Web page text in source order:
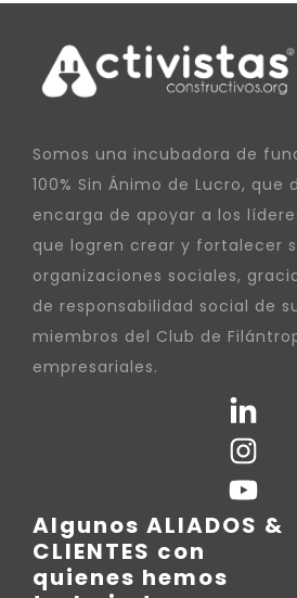
Somos una incubadora de
100% Sin Ánimo de Lucro, que
encarga de apoyar a los
que logren crear y fortalecer
organizaciones sociales,
de responsabilidad social de
miembros del Club de
empresariales.
Algunos ALIADOS &
CLIENTES con
quienes hemos